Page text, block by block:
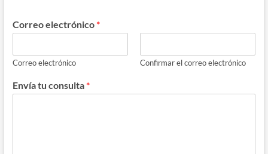
Correo electrónico *
Correo electrónico Confirmar el correo electrónico
Envía tu consulta *